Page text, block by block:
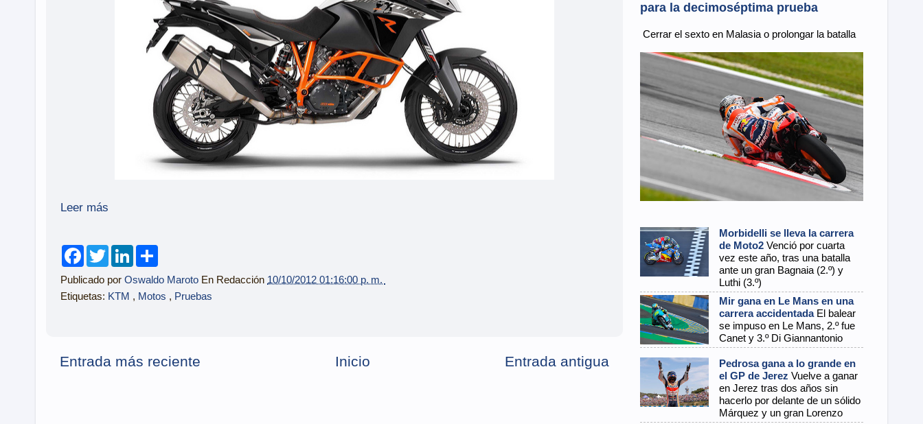
Leer más
F
e
b
T
w
t
t
L
k
d
r
e
Publicado por Oswaldo Maroto En Redacción 10/10/2012 01:16:00 p. m.
Etiquetas: KTM , Motos , Pruebas
Entrada más reciente Entrada antigua
Inicio
para la decimoséptima prueba
Cerrar el sexto en Malasia o prolongar la batalla
Morbidelli se lleva la carrera
de Moto2 Venció por cuarta
vez este año, tras una batalla
ante un gran Bagnaia (2.º) y
Luthi (3.º)
Mir gana en Le Mans en una
carrera accidentada El balear
se impuso en Le Mans, 2.º fue
Canet y 3.º Di Giannantonio
Pedrosa gana a lo grande en
el GP de Jerez Vuelve a ganar
en Jerez tras dos años sin
hacerlo por delante de un sólido
Márquez y un gran Lorenzo